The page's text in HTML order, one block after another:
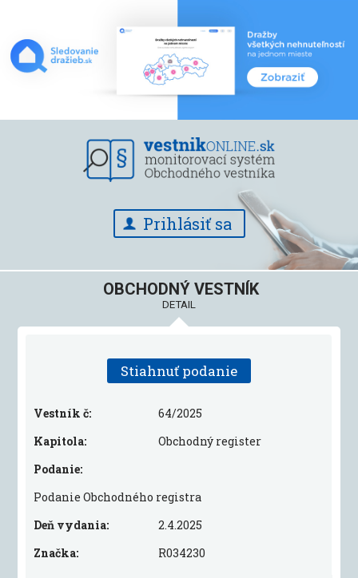
Prihlásiť sa
OBCHODNÝ VESTNÍK
DETAIL
Stiahnuť podanie
Vestník č:
64/2025
Kapitola:
Obchodný register
Podanie:
Podanie Obchodného registra
Deň vydania:
2.4.2025
Značka:
R034230